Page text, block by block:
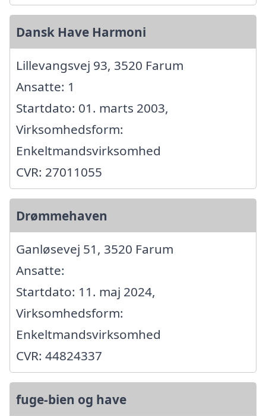
Dansk Have Harmoni
Lillevangsvej 93, 3520 Farum
Ansatte: 1
Startdato: 01. marts 2003,
Virksomhedsform:
Enkeltmandsvirksomhed
CVR: 27011055
Drømmehaven
Ganløsevej 51, 3520 Farum
Ansatte:
Startdato: 11. maj 2024,
Virksomhedsform:
Enkeltmandsvirksomhed
CVR: 44824337
fuge-bien og have